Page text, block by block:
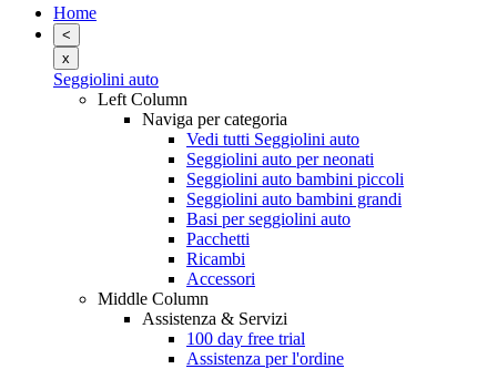
Home
<
x
Seggiolini auto
Left Column
Naviga per categoria
Vedi tutti Seggiolini auto
Seggiolini auto per neonati
Seggiolini auto bambini piccoli
Seggiolini auto bambini grandi
Basi per seggiolini auto
Pacchetti
Ricambi
Accessori
Middle Column
Assistenza & Servizi
100 day free trial
Assistenza per l'ordine